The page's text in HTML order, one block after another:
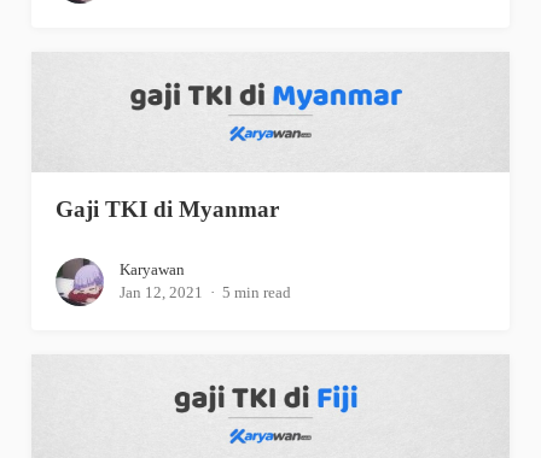
Gaji TKI di Myanmar
Karyawan
Jan 12, 2021
5 min read